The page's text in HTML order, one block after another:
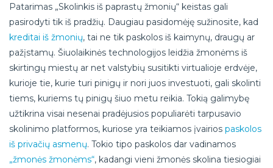
Patarimas „Skolinkis iš paprastų žmonių“ keistas gali
pasirodyti tik iš pradžių. Daugiau pasidomėję sužinosite, kad
kreditai iš žmonių, tai ne tik paskolos iš kaimynų, draugų ar
pažįstamų. Šiuolaikinės technologijos leidžia žmonėms iš
skirtingų miestų ar net valstybių susitikti virtualioje erdvėje,
kurioje tie, kurie turi pinigų ir nori juos investuoti, gali skolinti
tiems, kuriems tų pinigų šiuo metu reikia. Tokią galimybę
užtikrina visai nesenai pradėjusios populiarėti tarpusavio
skolinimo platformos, kuriose yra teikiamos įvairios paskolos
iš privačių asmenų. Tokio tipo paskolos dar vadinamos
„žmonės žmonėms“, kadangi vieni žmonės skolina tiesiogiai